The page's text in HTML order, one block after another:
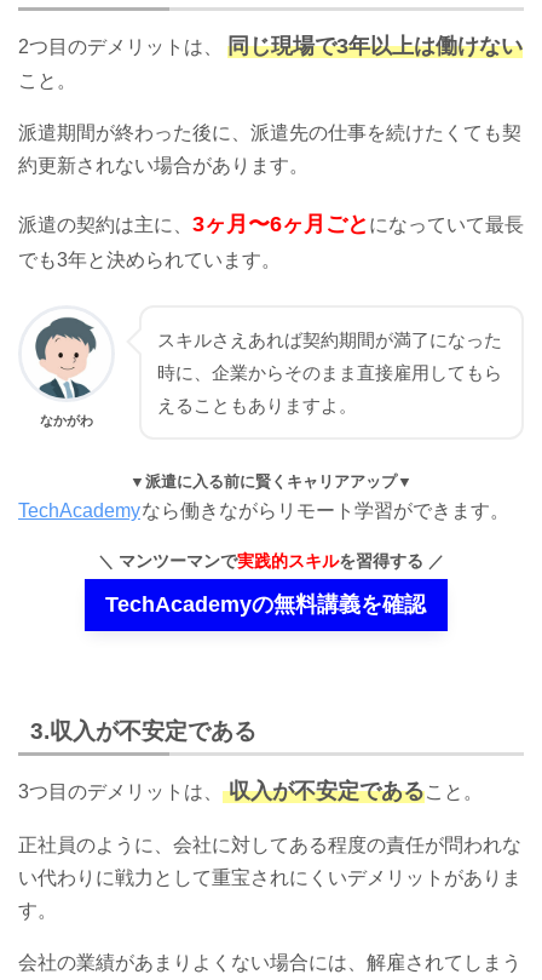
2つ目のデメリットは、 同じ現場で3年以上は働けない
こと。
派遣期間が終わった後に、派遣先の仕事を続けたくても契
約更新されない場合があります。
派遣の契約は主に、 3ヶ月〜6ヶ月ごと になっていて最長
でも3年と決められています。
なかがわ
スキルさえあれば契約期間が満了になった
時に、企業からそのまま直接雇用してもら
えることもありますよ。
派遣に入る前に賢くキャリアアップ
TechAcademyなら働きながらリモート学習ができます。
マンツーマンで実践的スキルを習得する
TechAcademyの無料講義を確認
3.収入が不安定である
3つ目のデメリットは、 収入が不安定であること。
正社員のように、会社に対してある程度の責任が問われな
い代わりに戦力として重宝されにくいデメリットがありま
す。
会社の業績があまりよくない場合には、解雇されてしまう